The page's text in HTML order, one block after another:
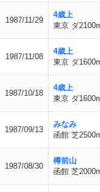
1987/11/29
4歳上
東京 ダ
1987/11/08
4歳上
東京 ダ
1987/10/18
4歳上
東京 ダ
1987/09/13
みなみ
函館 芝
1987/08/30
樽前山
函館 芝